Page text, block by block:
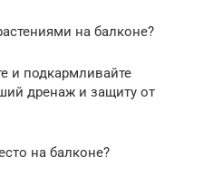
на балконе?
и подкармливайте
дренаж и защиту от
на балконе?